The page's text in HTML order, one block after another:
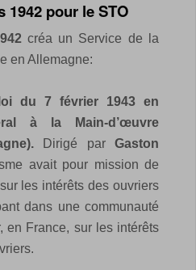
1942 pour le STO
créa un Service de la
en Allemagne:
du 7 février 1943 en
à la Main-d’œuvre
Dirigé parGaston
avait pour mission de
les intérêts des ouvriers
dans une communauté
en France, sur les intérêts